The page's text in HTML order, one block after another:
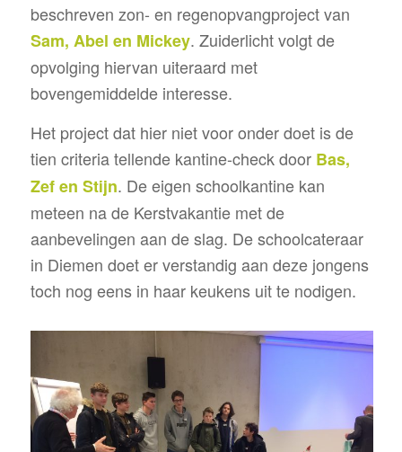
beschreven zon- en regenopvangproject van
Sam, Abel en Mickey. Zuiderlicht volgt de
opvolging hiervan uiteraard met
bovengemiddelde interesse.
Het project dat hier niet voor onder doet is de
tien criteria tellende kantine-check door Bas,
Zef en Stijn. De eigen schoolkantine kan
meteen na de Kerstvakantie met de
aanbevelingen aan de slag. De schoolcateraar
in Diemen doet er verstandig aan deze jongens
toch nog eens in haar keukens uit te nodigen.